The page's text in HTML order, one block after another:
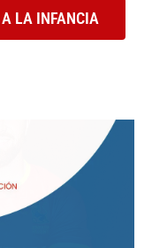
A LA INFANCIA